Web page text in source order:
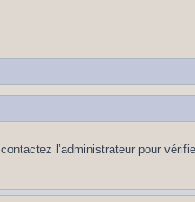
l’administrateur pour